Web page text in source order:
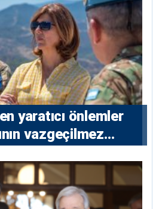
yaratıcı önlemler
vazgeçilmez